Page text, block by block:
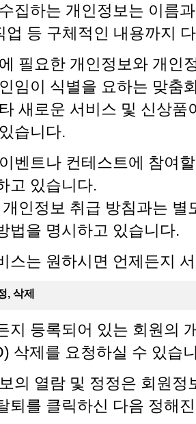
집하는 개인정보는 이름
업 등 구체적인 내용까지
필요한 개인정보와 개인
임이 식별을 요하는 맞춤
새로운 서비스 및 신상
습니다.
벤트나 컨테스트에 참여
고 있습니다.
인정보 취급 방침과는
법을 명시하고 있습니다.
스는 원하시면 언제든지
, 삭제
지 등록되어 있는 회원의
삭제를 요청하실 수 있습
의 열람 및 정정은 회원
퇴를 클릭하신 다음 정해